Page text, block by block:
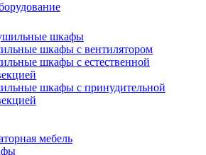
шкафы
шкафы с вентилятором
шкафы с естественной
шкафы с принудительной
мебель